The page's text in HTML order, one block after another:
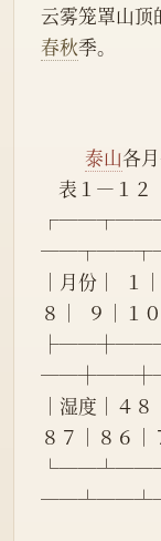
云雾笼罩山顶
春秋季。
泰山各
表１—１２
│月份│  １
８│  ９│１
│湿度│４
８７│８６│